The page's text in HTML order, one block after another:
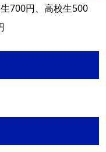
700円、高校生500